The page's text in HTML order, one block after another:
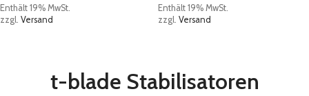
Enthält 19% MwSt.
zzgl. Versand
Enthält 19% MwSt.
zzgl. Versand
t-blade Stabilisatoren